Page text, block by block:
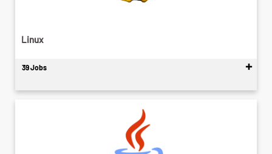
Linux
39 Jobs